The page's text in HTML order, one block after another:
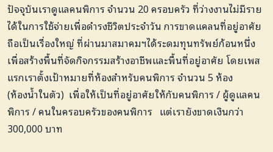
ปัจจุบันเราดูแลคนพิการ จำนวน 20 ครอบครัว ที่ว่างงานไม่มีราย
ได้ในการใช้จ่ายเพื่อดำรงชีวิตประจำวัน การขาดแคลนที่อยู่อาศัย
ถือเป็นเรื่องใหญ่ ที่ผ่านมาสมาคมฯได้ระดมทุนทรัพย์ก้อนหนึ่ง
เพื่อสร้างพื้นที่จัดกิจกรรมสร้างอาชีพและพื้นที่อยู่อาศัย โดยเพส
แรกเราตั้งเป้าหมายที่ห้องสำหรับคนพิการ จำนวน 5 ห้อง
(ห้องน้ำในตัว) เพื่อให้เป็นที่อยู่อาศัยให้กับคนพิการ / ผู้ดูแลคน
พิการ / คนในครอบครัวของคนพิการ แต่เรายังขาดเงินกว่า
300,000 บาท